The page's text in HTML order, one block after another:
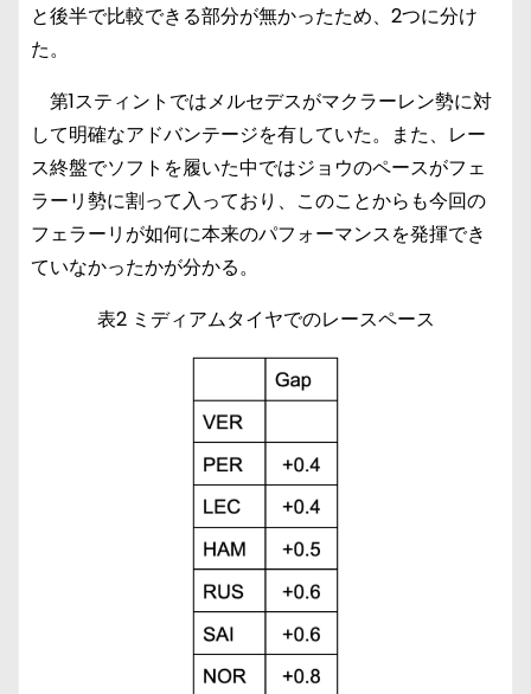
と後半で比較できる部分が無かったため、2つに分け
た。
第1スティントではメルセデスがマクラーレン勢に対
して明確なアドバンテージを有していた。また、レー
ス終盤でソフトを履いた中ではジョウのペースがフェ
ラーリ勢に割って入っており、このことからも今回の
フェラーリが如何に本来のパフォーマンスを発揮でき
ていなかったかが分かる。
表2 ミディアムタイヤでのレースペース